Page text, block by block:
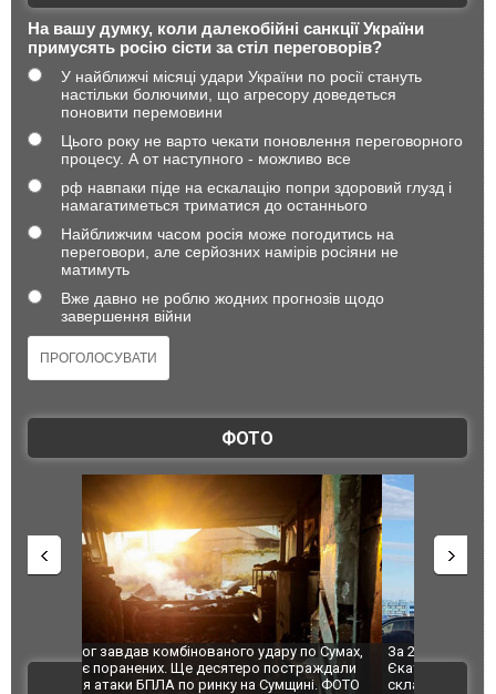
На вашу думку, коли далекобійні санкції України
примусять росію сісти за стіл переговорів?
У найближчі місяці удари України по росії стануть
настільки болючими, що агресору доведеться
поновити перемовини
Цього року не варто чекати поновлення переговорного
процесу. А от наступного - можливо все
рф навпаки піде на ескалацію попри здоровий глузд і
намагатиметься триматися до останнього
Найближчим часом росія може погодитись на
переговори, але серйозних намірів росіяни не
матимуть
Вже давно не роблю жодних прогнозів щодо
завершення війни
ФОТО
За 2000 кілометрів від кордону з Україною: в
Єкатеринбурзі після атаки дронів загорівся
склад Wildberries. ФОТО. ВІДЕО
"Мої
ВІДЕО